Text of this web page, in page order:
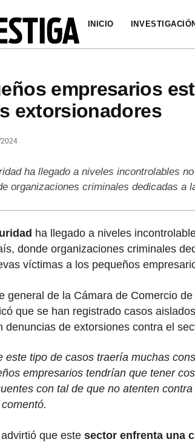
INICIO INVESTIGACIÓN
empresarios
extorsionadores
ha llegado a niveles incontrolables
organizaciones criminales dedicadas a
ha llegado a niveles
donde organizaciones criminales
víctimas a los pequeños
general de la Cámara de Comercio
que se han registrado casos
denuncias de extorsiones contra el
este tipo de casos traería muchas
empresarios tendrían que tener
con tal de que no atenten
que este sector enfrenta una